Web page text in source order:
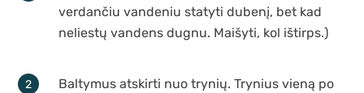
verdančiu vandeniu statyti dubenį, bet kad
neliestų vandens dugnu. Maišyti, kol ištirps.)
Baltymus atskirti nuo trynių. Trynius vieną po